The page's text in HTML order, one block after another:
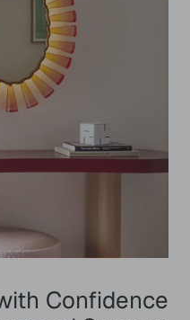
Confidence –